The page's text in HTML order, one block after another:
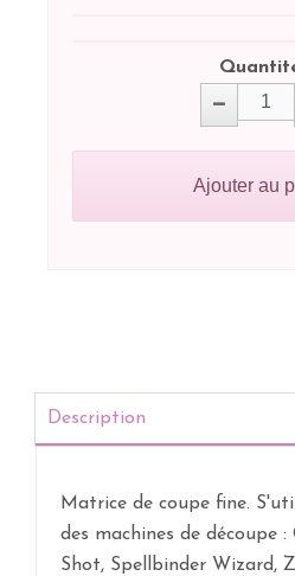
Ajouter au
Description
Matrice de coupe fine.
des machines de découpe
Shot, Spellbinder Wizard,